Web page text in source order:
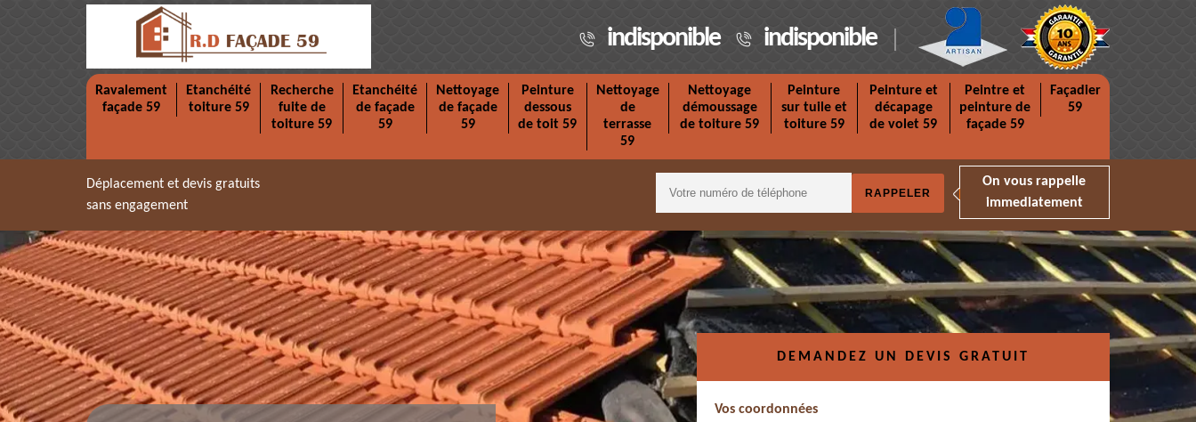
indisponible indisponible
Ravalement
façade 59
Etanchéité
toiture 59
Recherche
fuite de
toiture 59
Etanchéité
de façade
59
Nettoyage
de façade
59
Peinture
dessous
de toit 59
Nettoyage
de
terrasse
59
Nettoyage
démoussage
de toiture 59
Peinture
sur tuile et
toiture 59
Peinture et
décapage
de volet 59
Peintre et
peinture de
façade 59
Façadier
59
Déplacement et devis gratuits
sans engagement
On vous rappelle
immediatement
DEMANDEZ UN DEVIS GRATUIT
Vos coordonnées